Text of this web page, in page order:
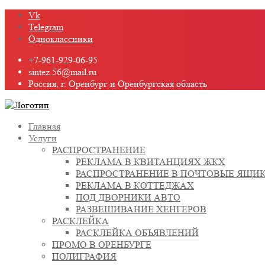
Промотать
содержимому
Vk
Telegram
Одноклассники
+7-961-929-06-95
sintez.56@mail.ru
Россия, г. Оренбург и Оренбургская область
Главная
Услуги
РАСПРОСТРАНЕНИЕ
РЕКЛАМА В КВИТАНЦИЯХ ЖКХ
РАСПРОСТРАНЕНИЕ В ПОЧТОВЫЕ
РЕКЛАМА В КОТТЕДЖАХ
ПОД ДВОРНИКИ АВТО
РАЗВЕШИВАНИЕ ХЕНГЕРОВ
РАСКЛЕЙКА
РАСКЛЕЙКА ОБЪЯВЛЕНИЙ
ПРОМО В ОРЕНБУРГЕ
ПОЛИГРАФИЯ